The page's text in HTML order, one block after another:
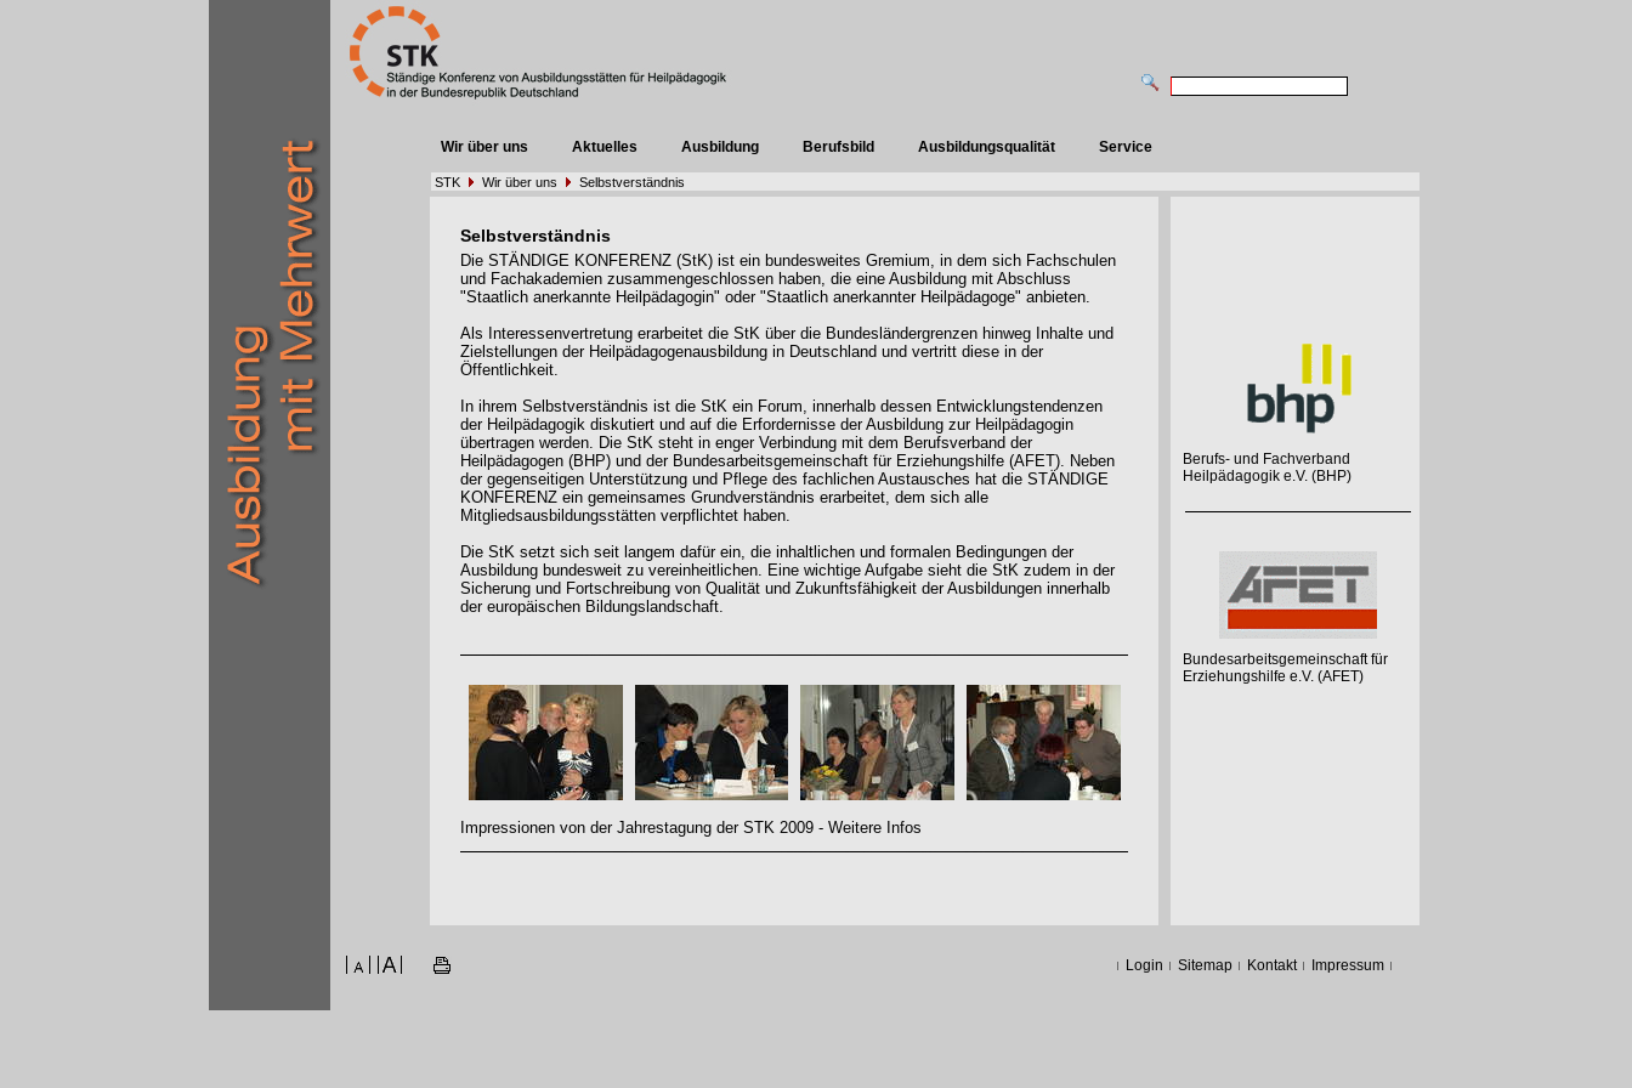
Wir über uns Aktuelles Ausbildung Berufsbild Ausbildungsqualität Service
STK Wir über uns Selbstverständnis
Selbstverständnis
Die STÄNDIGE KONFERENZ (StK) ist ein bundesweites Gremium, in dem sich Fachschulen
und Fachakademien zusammengeschlossen haben, die eine Ausbildung mit Abschluss
"Staatlich anerkannte Heilpädagogin" oder "Staatlich anerkannter Heilpädagoge" anbieten.
Als Interessenvertretung erarbeitet die StK über die Bundesländergrenzen hinweg Inhalte und
Zielstellungen der Heilpädagogenausbildung in Deutschland und vertritt diese in der
Öffentlichkeit.
In ihrem Selbstverständnis ist die StK ein Forum, innerhalb dessen Entwicklungstendenzen
der Heilpädagogik diskutiert und auf die Erfordernisse der Ausbildung zur Heilpädagogin
übertragen werden. Die StK steht in enger Verbindung mit dem Berufsverband der
Heilpädagogen (BHP) und der Bundesarbeitsgemeinschaft für Erziehungshilfe (AFET). Neben
der gegenseitigen Unterstützung und Pflege des fachlichen Austausches hat die STÄNDIGE
KONFERENZ ein gemeinsames Grundverständnis erarbeitet, dem sich alle
Mitgliedsausbildungsstätten verpflichtet haben.
Die StK setzt sich seit langem dafür ein, die inhaltlichen und formalen Bedingungen der
Ausbildung bundesweit zu vereinheitlichen. Eine wichtige Aufgabe sieht die StK zudem in der
Sicherung und Fortschreibung von Qualität und Zukunftsfähigkeit der Ausbildungen innerhalb
der europäischen Bildungslandschaft.
Impressionen von der Jahrestagung der STK 2009 - Weitere Infos
Berufs- und Fachverband
Heilpädagogik e.V. (BHP)
Bundesarbeitsgemeinschaft für
Erziehungshilfe e.V. (AFET)
Login Sitemap Kontakt Impressum